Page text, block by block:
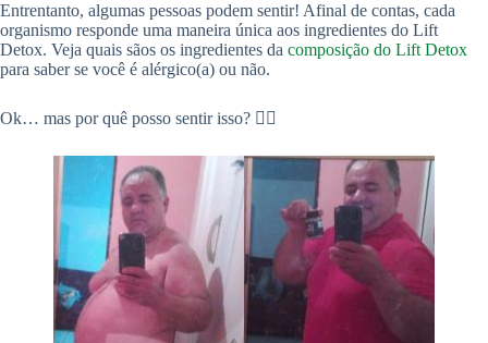
Entrentanto, algumas pessoas podem sentir! Afinal de contas, cada
organismo responde uma maneira única aos ingredientes do Lift
Detox. Veja quais sãos os ingredientes da composição do Lift Detox
para saber se você é alérgico(a) ou não.
Ok… mas por quê posso sentir isso? 🤦‍♂️